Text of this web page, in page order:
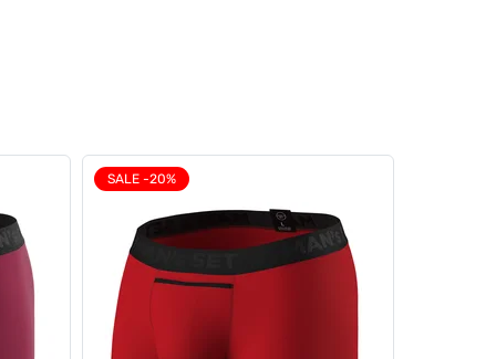
SALE -20%